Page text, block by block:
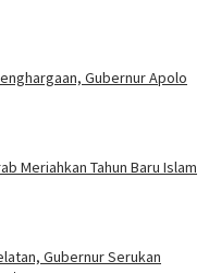
Gubernur Apolo
Meriahkan Tahun Baru Islam
Gubernur Serukan